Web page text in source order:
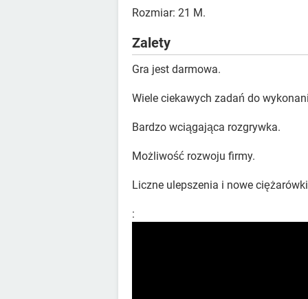
Rozmiar: 21 M.
Zalety
Gra jest darmowa.
Wiele ciekawych zadań do
Bardzo wciągająca rozgrywka.
Możliwość rozwoju firmy.
Liczne ulepszenia i nowe
: